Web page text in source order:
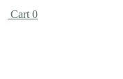
Cart 0